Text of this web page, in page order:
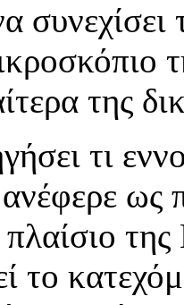
συνεχίσει
της
τι
ως
το